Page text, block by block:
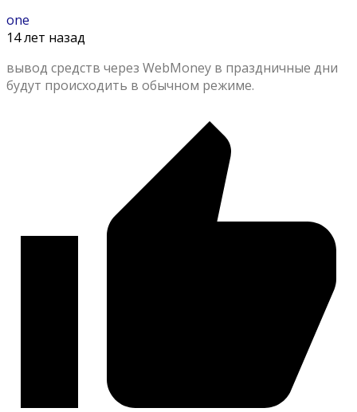
one
14 лет назад
вывод средств через WebMoney в праздничные дни
будут происходить в обычном режиме.